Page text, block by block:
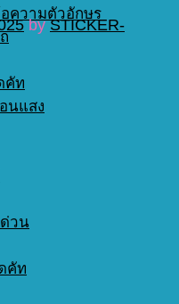
ความตัวอักษร
คัท
นแสง
วน
คัท
bySTICKER-